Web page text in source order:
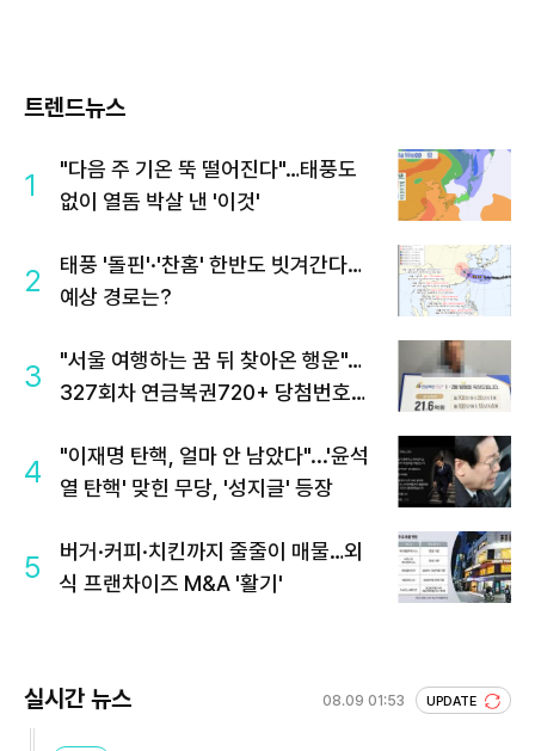
트렌드뉴스
1
"다음 주 기온 뚝 떨어진다"…태풍도
없이 열돔 박살 낸 '이것'
2
태풍 '돌핀'·'찬홈' 한반도 빗겨간다…
예상 경로는?
3
"서울 여행하는 꿈 뒤 찾아온 행운"…
327회차 연금복권720+ 당첨번호조
4
"이재명 탄핵, 얼마 안 남았다"...'윤석
열 탄핵' 맞힌 무당, '성지글' 등장
5
버거·커피·치킨까지 줄줄이 매물…외
식 프랜차이즈 M&A '활기'
실시간 뉴스 08.09 01:53 UPDATE